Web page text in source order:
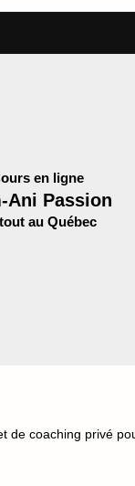
en ligne
Ani Passion
au Québec
de coaching privé